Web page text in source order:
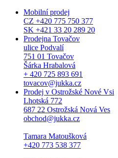
Mobilní prodej
CZ +420 775 750 377
SK +421 33 20 289 20
Prodejna Tovačov
ulice Podvalí
751 01 Tovačov
Šárka Hrabalová
+ 420 725 893 691
tovacov@jukka.cz
Prodej v Ostrožské Nové Vsi
Lhotská 772
687 22 Ostrožská Nová Ves
obchod@jukka.cz
Tamara Matoušková
+420 773 538 377